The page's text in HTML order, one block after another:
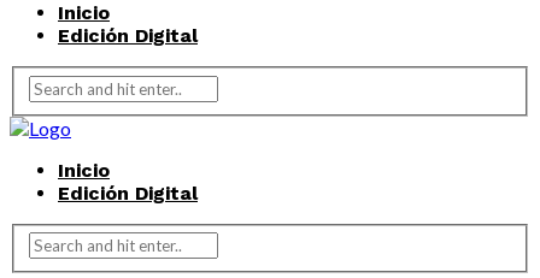
Inicio
Edición Digital
Inicio
Edición Digital